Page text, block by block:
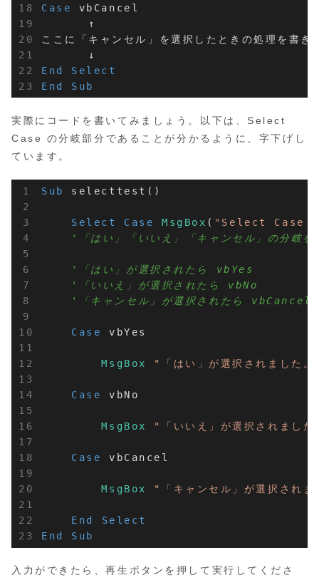
Case
vbCancel
↑
ここに「キャンセル」を選択したときの処理を書き
End
Select
End
Sub
実際にコードを書いてみましょう。以下は、Select
Case の分岐部分であることが分かるように、字下げし
ています。
Sub selecttest()
Select Case MsgBox ( "Select Case の
'「はい」「いいえ」「キャンセル」の分岐を
'「はい」が選択されたら vbYes
'「いいえ」が選択されたら vbNo
'「キャンセル」が選択されたら vbCancel
Case vbYes
MsgBox "「はい」が選択されました
Case vbNo
MsgBox "「いいえ」が選択されまし
Case vbCancel
MsgBox "「キャンセル」が選択され
End
Select
End
Sub
入力ができたら、再生ボタンを押して実行してくださ